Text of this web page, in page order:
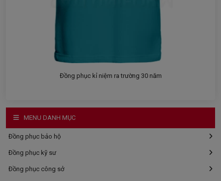
Đồng phục kỉ niệm ra trường 30 năm
MENU DANH MỤC
Đồng phục bảo hộ
Đồng phục kỹ sư
Đồng phục công sở